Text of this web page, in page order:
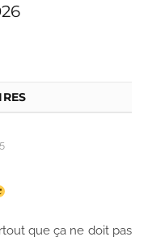
que ça ne doit pas